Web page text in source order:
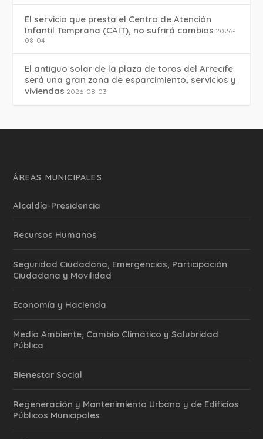
El servicio que presta el Centro de Atención
Infantil Temprana (CAIT), no sufrirá cambios 2026-
08-04
El antiguo solar de la plaza de toros del Arrecife
será una gran zona de esparcimiento, servicios y
viviendas 2026-08-03
ÁREAS MUNICIPALES
Alcaldía-Presidencia
Recursos Humanos
Seguridad Ciudadana, Emergencias, Participación
Ciudadana y Movilidad
Economía y Hacienda
Medio Ambiente, Cambio Climático y Salubridad
Pública
Bienestar Social
Regeneración y Mantenimiento Urbano y de Edificios
Públicos Municipales